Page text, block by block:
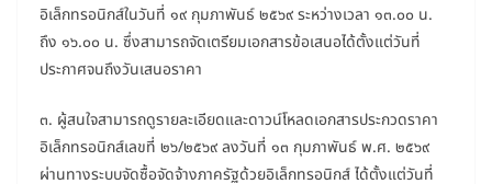
อิเล็กทรอนิกส์ในวันที่ ๑๙ กุมภาพันธ์ ๒๕๖๙ ระหว่างเวลา ๑๓.๐๐ น.
ถึง ๑๖.๐๐ น. ซึ่งสามารถจัดเตรียมเอกสารข้อเสนอได้ตั้งแต่วันที่
ประกาศจนถึงวันเสนอราคา
๓. ผู้สนใจสามารถดูรายละเอียดและดาวน์โหลดเอกสารประกวดราคา
อิเล็กทรอนิกส์เลขที่ ๒๖/๒๕๖๙ ลงวันที่ ๑๓ กุมภาพันธ์ พ.ศ. ๒๕๖๙
ผ่านทางระบบจัดซื้อจัดจ้างภาครัฐด้วยอิเล็กทรอนิกส์ ได้ตั้งแต่วันที่